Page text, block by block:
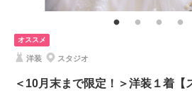
セット、スタジオシーン利用（4シーン）、
♢衣裳・ヘアメイク・小物貸し出し・スタジ
をしっかり残したい方にイチオシの限定プラン
オススメ
洋装 スタジオ
＜10月末まで限定！＞洋装１着【